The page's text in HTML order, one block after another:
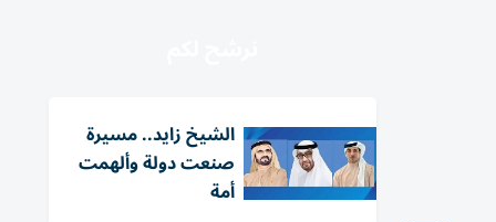
الشيخ زايد.. مسيرة
صنعت دولة وألهمت
أمة